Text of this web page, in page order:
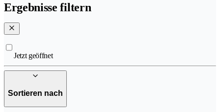
Ergebnisse filtern
Jetzt geöffnet
Sortieren nach